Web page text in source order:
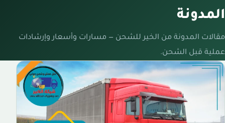
المدونة
مقالات المدونة من الخير للشحن — مسارات وأسعار وإرشادات
عملية قبل الشحن.